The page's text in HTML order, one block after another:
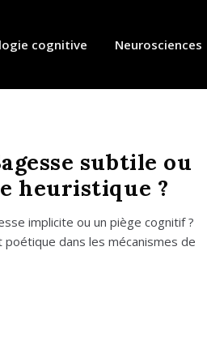
cognitive Neurosciences
subtile ou
heuristique ?
impli­cite ou un piège cog­ni­tif ?
dans les méca­nismes de